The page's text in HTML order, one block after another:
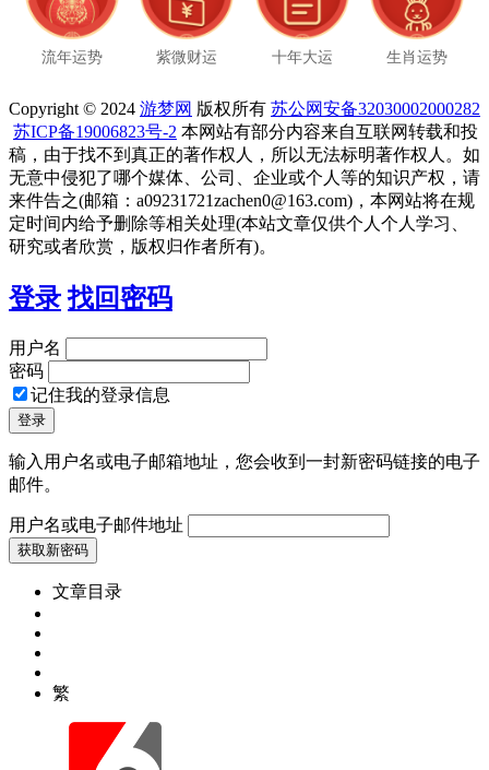
流年运势 紫微财运 十年大运 生肖运势
Copyright © 2024 游梦网 版权所有 苏公网安备32030002000282
苏ICP备19006823号-2 本网站有部分内容来自互联网转载和投
稿，由于找不到真正的著作权人，所以无法标明著作权人。如
无意中侵犯了哪个媒体、公司、企业或个人等的知识产权，请
来件告之(邮箱：a09231721zachen0@163.com)，本网站将在规
定时间内给予删除等相关处理(本站文章仅供个人个人学习、
研究或者欣赏，版权归作者所有)。
登录 找回密码
用户名
密码
记住我的登录信息
输入用户名或电子邮箱地址，您会收到一封新密码链接的电子
邮件。
用户名或电子邮件地址
文章目录
繁